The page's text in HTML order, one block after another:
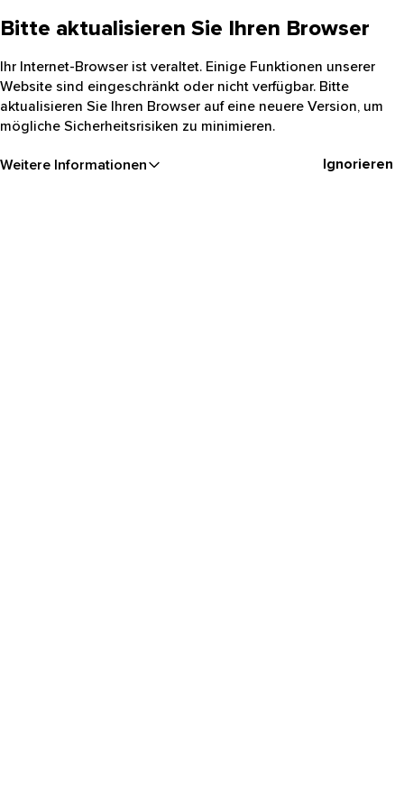
Bitte aktualisieren Sie Ihren Browser
Ihr Internet-Browser ist veraltet. Einige Funktionen unserer
Website sind eingeschränkt oder nicht verfügbar. Bitte
aktualisieren Sie Ihren Browser auf eine neuere Version, um
mögliche Sicherheitsrisiken zu minimieren.
Weitere Informationen Ignorieren